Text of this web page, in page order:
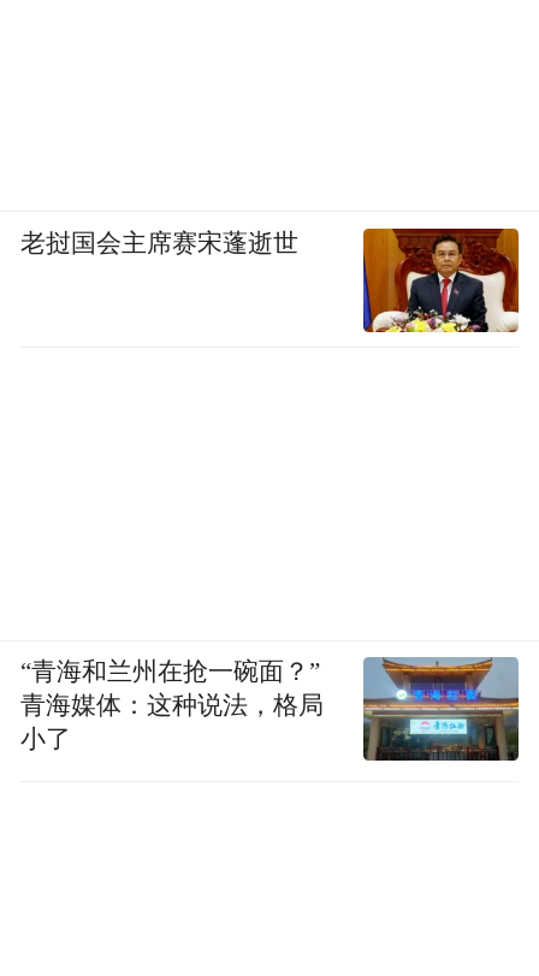
老挝国会主席赛宋蓬逝世
“青海和兰州在抢一碗面？”
青海媒体：这种说法，格局
小了